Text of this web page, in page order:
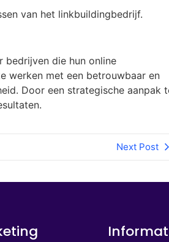
van het linkbuildingbedrijf.
bedrijven die hun online
werken met een betrouwbaar en
Door een strategische aanpak
Next Post